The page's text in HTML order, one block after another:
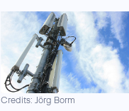
Credits: Jörg Borm